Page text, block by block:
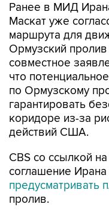
Ранее в МИД
Маскат уже
маршрута для
Ормузский
совместное
что
по Ормузскому
гарантировать
коридоре из-за
действий США.
CBS со ссылкой
соглашение
предусматривать
пролив.